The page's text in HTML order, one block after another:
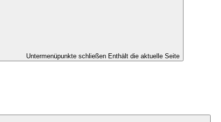
Untermenüpunkte schließen Enthält die aktuelle Seite